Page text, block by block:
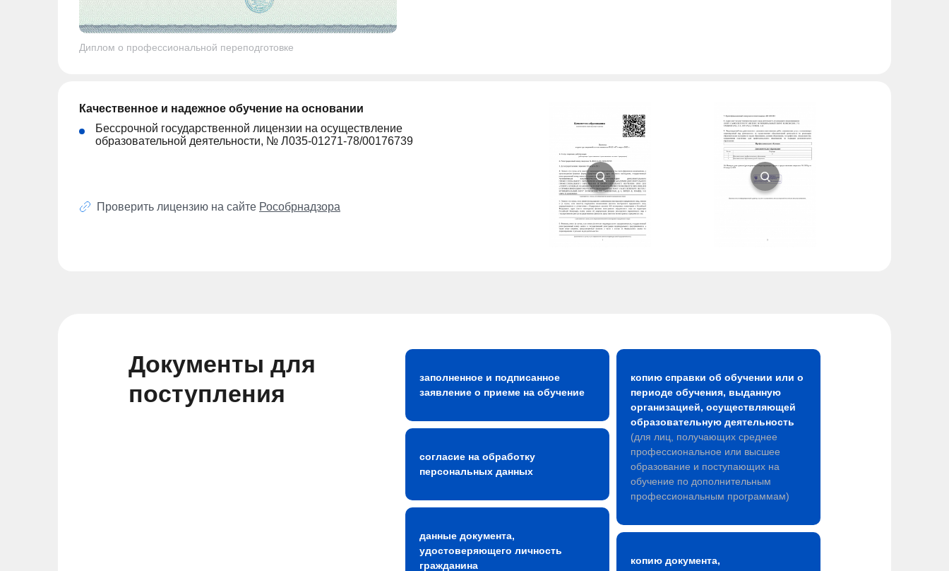
Диплом о профессиональной переподготовке
Качественное и надежное обучение на основании
Бессрочной государственной лицензии на осуществление
образовательной деятельности, № Л035-01271-78/00176739
Проверить лицензию на сайте Рособрнадзора
Документы для
поступления
заполненное и подписанное
заявление о приеме на обучение
согласие на обработку
персональных данных
данные документа,
удостоверяющего личность
гражданина
копию справки об обучении или о
периоде обучения, выданную
организацией, осуществляющей
образовательную деятельность
(для лиц, получающих среднее
профессиональное или высшее
образование и поступающих на
обучение по дополнительным
профессиональным программам)
копию документа,